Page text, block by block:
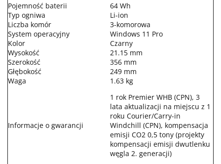
Pojemność baterii
64 Wh
Typ ogniwa
Li-ion
Liczba komór
3-komorowa
System operacyjny
Windows 11 Pro
Kolor
Czarny
Wysokość
21.15 mm
Szerokość
356 mm
Głębokość
249 mm
Waga
1.63 kg
Informacje o gwarancji
1 rok Premier WHB (CPN), 3
lata aktualizacji na miejscu z 1
roku Courier/Carry-in
Windchill (CPN), kompensacja
emisji CO2 0,5 tony (projekty
kompensacji emisji dwutlenku
węgla 2. generacji)